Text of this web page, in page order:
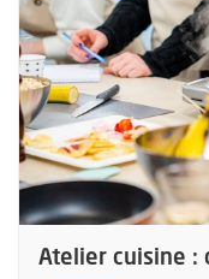
Atelier cuisine :